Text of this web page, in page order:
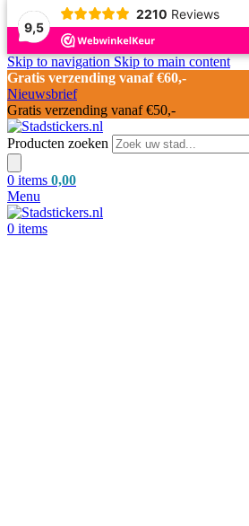
9,5
2210 Reviews
Skip to navigationSkip to main content
Gratis verzending vanaf €60,-
Nieuwsbrief
Gratis verzending vanaf €50,-
Producten zoeken
0 items 0,00
Menu
0 items